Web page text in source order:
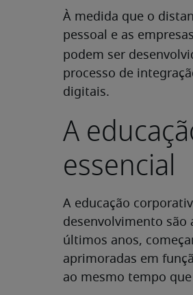
À medida que o
pessoal e as
podem ser
processo de
digitais.
A
essencial
A educação
desenvolvimento são
últimos anos,
aprimoradas em
ao mesmo tempo